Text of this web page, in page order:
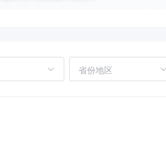
省份地区